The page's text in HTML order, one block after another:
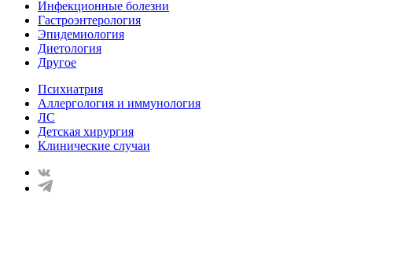
Инфекционные болезни
Гастроэнтерология
Эпидемиология
Диетология
Другое
Психиатрия
Аллергология и иммунология
ЛС
Детская хирургия
Клинические случаи